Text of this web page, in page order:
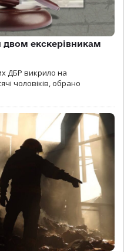
двом екскерівникам
ДБР викрило на
чоловіків, обрано